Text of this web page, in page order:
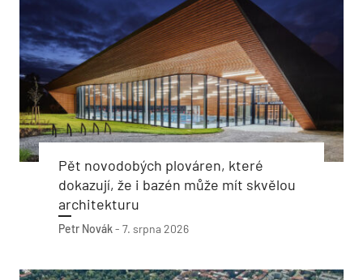
Pět novodobých plováren, které
dokazují, že i bazén může mít skvělou
architekturu
Petr Novák- 7. srpna 2026